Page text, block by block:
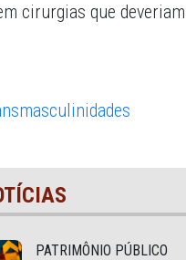
cirurgias que
PATRIMÔNIO PÚBLICO